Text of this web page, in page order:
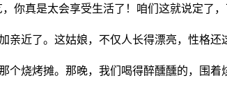
你真是太会享受生活了！咱们这就说定了
亲近了。这姑娘，不仅人长得漂亮，性格还
个烧烤摊。那晚，我们喝得醉醺醺的，围着